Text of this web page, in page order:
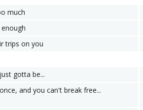
much
trips on you
gotta be...
and you can't break free...